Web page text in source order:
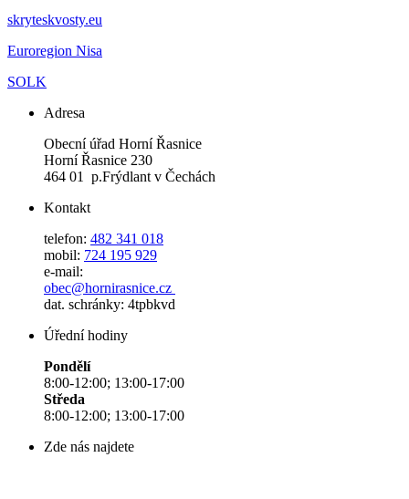
skryteskvosty.eu
Euroregion Nisa
SOLK
Adresa
Obecní úřad Horní Řasnice
Horní Řasnice 230
464 01 p.Frýdlant v Čechách
Kontakt
telefon: 482 341 018
mobil: 724 195 929
e-mail:
obec@hornirasnice.cz
dat. schránky: 4tpbkvd
Úřední hodiny
Pondělí
8:00-12:00; 13:00-17:00
Středa
8:00-12:00; 13:00-17:00
Zde nás najdete